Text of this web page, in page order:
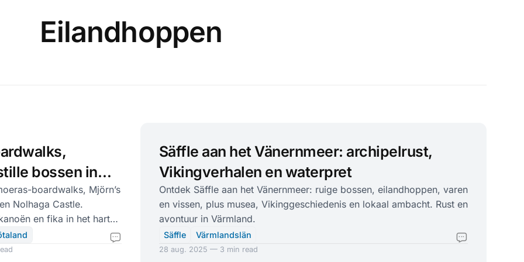
Eilandhoppen
bossen in
boardwalks, Mjörn’s
Nolhaga Castle.
en fika in het hart
Säffle aan het Vänernmeer: archipelrust,
Vikingverhalen en waterpret
Ontdek Säffle aan het Vänernmeer: ruige bossen, eilandhoppen, varen
en vissen, plus musea, Vikinggeschiedenis en lokaal ambacht. Rust en
avontuur in Värmland.
Säffle Värmlandslän
28 aug. 2025 — 3 min read